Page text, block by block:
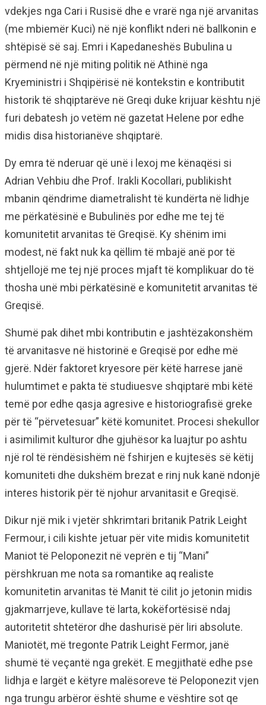
vdekjes nga Cari i Rusisë dhe e vrarë nga një arvanitas
(me mbiemër Kuci) në një konflikt nderi në ballkonin e
shtëpisë së saj. Emri i Kapedaneshës Bubulina u
përmend në një miting politik në Athinë nga
Kryeministri i Shqipërisë në kontekstin e kontributit
historik të shqiptarëve në Greqi duke krijuar kështu një
furi debatesh jo vetëm në gazetat Helene por edhe
midis disa historianëve shqiptarë.
Dy emra të nderuar që unë i lexoj me kënaqësi si
Adrian Vehbiu dhe Prof. Irakli Kocollari, publikisht
mbanin qëndrime diametralisht të kundërta në lidhje
me përkatësinë e Bubulinës por edhe me tej të
komunitetit arvanitas të Greqisë. Ky shënim imi
modest, në fakt nuk ka qëllim të mbajë anë por të
shtjellojë me tej një proces mjaft të komplikuar do të
thosha unë mbi përkatësinë e komunitetit arvanitas të
Greqisë.
Shumë pak dihet mbi kontributin e jashtëzakonshëm
të arvanitasve në historinë e Greqisë por edhe më
gjerë. Ndër faktoret kryesore për këtë harrese janë
hulumtimet e pakta të studiuesve shqiptarë mbi këtë
temë por edhe qasja agresive e historiografisë greke
për të “përvetesuar” këtë komunitet. Procesi shekullor
i asimilimit kulturor dhe gjuhësor ka luajtur po ashtu
një rol të rëndësishëm në fshirjen e kujtesës së këtij
komuniteti dhe dukshëm brezat e rinj nuk kanë ndonjë
interes historik për të njohur arvanitasit e Greqisë.
Dikur një mik i vjetër shkrimtari britanik Patrik Leight
Fermour, i cili kishte jetuar për vite midis komunitetit
Maniot të Peloponezit në veprën e tij “Mani”
përshkruan me nota sa romantike aq realiste
komunitetin arvanitas të Manit të cilit jo jetonin midis
gjakmarrjeve, kullave të larta, kokëfortësisë ndaj
autoritetit shtetëror dhe dashurisë për liri absolute.
Maniotët, më tregonte Patrik Leight Fermor, janë
shumë të veçantë nga grekët. E megjithatë edhe pse
lidhja e largët e këtyre malësoreve të Peloponezit vjen
nga trungu arbëror është shume e vështire sot qe